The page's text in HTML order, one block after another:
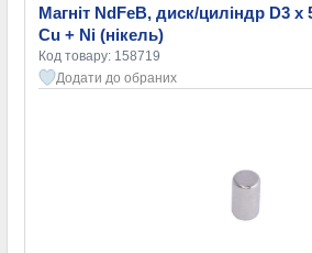
Магніт NdFeB, диск/циліндр D3 x
Cu + Ni (нікель)
Код товару: 158719
Додати до обраних